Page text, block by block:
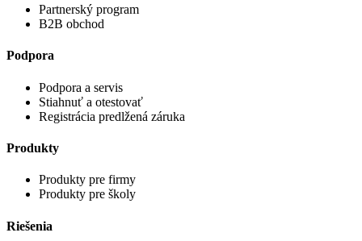
Partnerský program
B2B obchod
Podpora
Podpora a servis
Stiahnuť a otestovať
Registrácia predlžená záruka
Produkty
Produkty pre firmy
Produkty pre školy
Riešenia